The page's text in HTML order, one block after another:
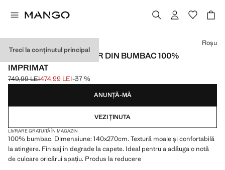
Treci la conținutul principal
COVOR MARE BICOLOR DIN BUMBAC 100%
IMPRIMAT
Preț inițial tăiat [749,99 LEI ]
749,99 LEI
Preț actual [474,99 LEI ]
474,99 LEI-37 %
Selectează o culoare
Roșu
ANUNȚĂ-MĂ
VEZI ȚINUTA
LIVRARE GRATUITĂ ÎN MAGAZIN
100% bumbac. Dimensiune: 140x270cm. Textură moale și confortabilă
la atingere. Finisaj în degrade la capete. Ideal pentru a adăuga o notă
de culoare oricărui spațiu. Produs la reducere